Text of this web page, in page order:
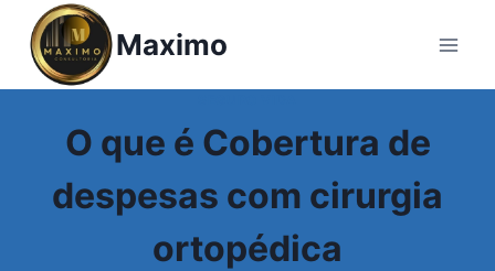
Pular
para
Maximo
O que é Cobertura de
despesas com cirurgia
ortopédica